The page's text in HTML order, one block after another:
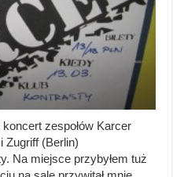
zespołów Karcer
Zugriff (Berlin)
Na miejsce przybyłem tuż